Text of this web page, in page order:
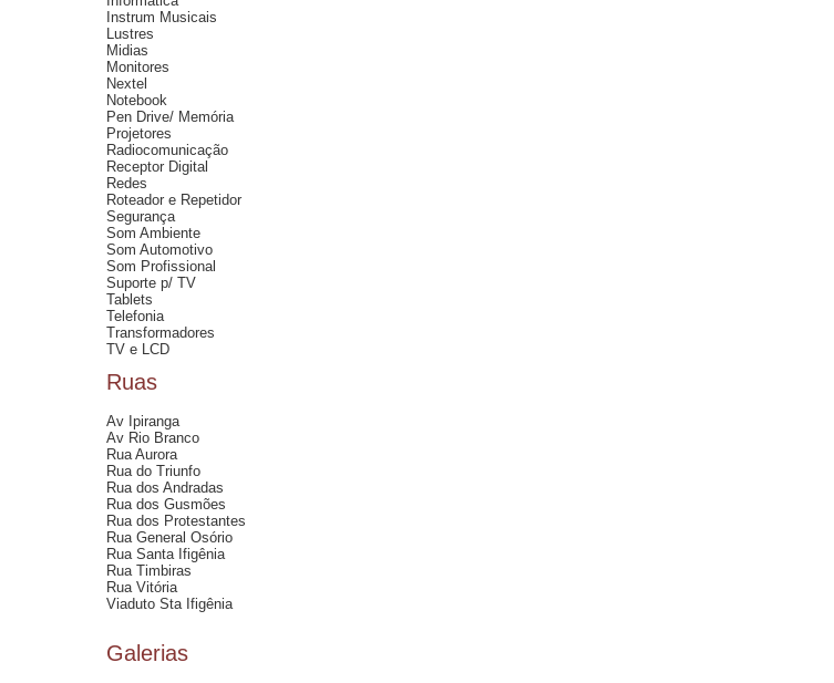
Instrum Musicais
Lustres
Midias
Monitores
Nextel
Notebook
Pen Drive/ Memória
Projetores
Radiocomunicação
Receptor Digital
Redes
Roteador e Repetidor
Segurança
Som Ambiente
Som Automotivo
Som Profissional
Suporte p/ TV
Tablets
Telefonia
Transformadores
TV e LCD
Ruas
Av Ipiranga
Av Rio Branco
Rua Aurora
Rua do Triunfo
Rua dos Andradas
Rua dos Gusmões
Rua dos Protestantes
Rua General Osório
Rua Santa Ifigênia
Rua Timbiras
Rua Vitória
Viaduto Sta Ifigênia
Galerias